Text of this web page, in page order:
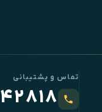
تماس و پشتیبانی
۴۲۸۱۸